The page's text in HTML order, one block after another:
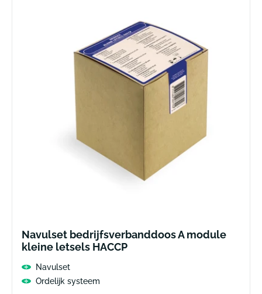
Navulset bedrijfsverbanddoos A module
kleine letsels HACCP
Navulset
Ordelijk systeem